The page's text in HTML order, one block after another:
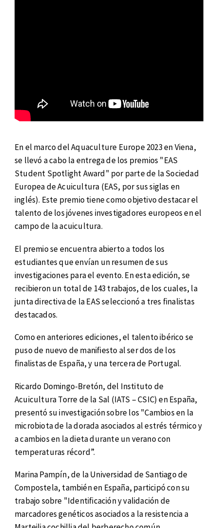
En el marco del Aquaculture Europe 2023 en Viena,
se llevó a cabo la entrega de los premios "EAS
Student Spotlight Award" por parte de la Sociedad
Europea de Acuicultura (EAS, por sus siglas en
inglés). Este premio tiene como objetivo destacar el
talento de los jóvenes investigadores europeos en el
campo de la acuicultura.
El premio se encuentra abierto a todos los
estudiantes que envían un resumen de sus
investigaciones para el evento. En esta edición, se
recibieron un total de 143 trabajos, de los cuales, la
junta directiva de la EAS seleccionó a tres finalistas
destacados.
Como en anteriores ediciones, el talento ibérico se
puso de nuevo de manifiesto al ser dos de los
finalistas de España, y una tercera de Portugal.
Ricardo Domingo-Bretón, del Instituto de
Acuicultura Torre de la Sal (IATS – CSIC) en España,
presentó su investigación sobre los "Cambios en la
microbiota de la dorada asociados al estrés térmico y
a cambios en la dieta durante un verano con
temperaturas récord”.
Marina Pampín, de la Universidad de Santiago de
Compostela, también en España, participó con su
trabajo sobre "Identificación y validación de
marcadores genéticos asociados a la resistencia a